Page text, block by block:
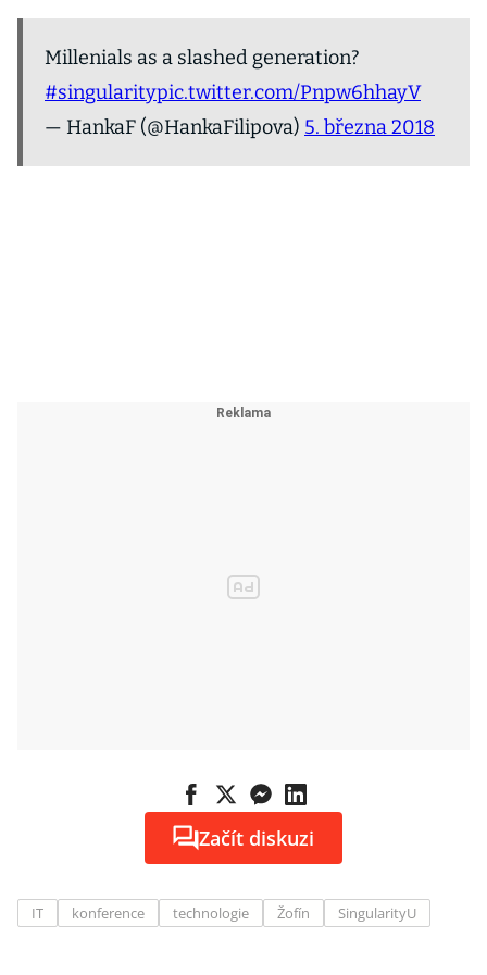
Millenials as a slashed generation?
#singularitypic.twitter.com/Pnpw6hhayV
— HankaF (@HankaFilipova) 5. března 2018
Začít diskuzi
IT konference technologie Žofín SingularityU